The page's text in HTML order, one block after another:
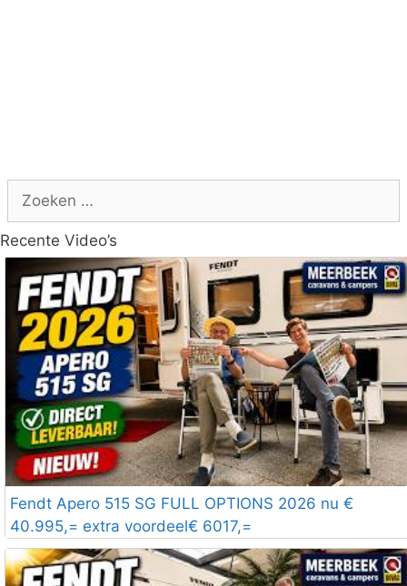
naar:
Recente Video’s
Fendt Apero 515 SG FULL OPTIONS 2026 nu €
40.995,= extra voordeel€ 6017,=